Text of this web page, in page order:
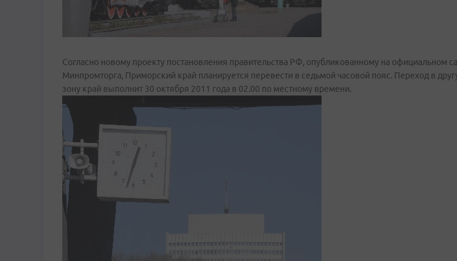
Согласно новому проекту постановления правительства РФ, опубликованному на официальном
Минпромторга, Приморский край планируется перевести в седьмой часовой пояс. Переход в
зону край выполнит 30 октября 2011 года в 02.00 по местному времени.